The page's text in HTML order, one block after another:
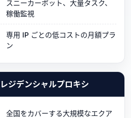
スニーカーボット、大量タスク、
稼働監視
専用 IP ごとの低コストの月額プラ
ン
ジデンシャルプロキシ
全国をカバーする大規模なエクア